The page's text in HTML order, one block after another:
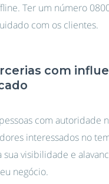
Ter um número
com os clientes.
com
com autoridade
interessados no
visibilidade e
negócio.